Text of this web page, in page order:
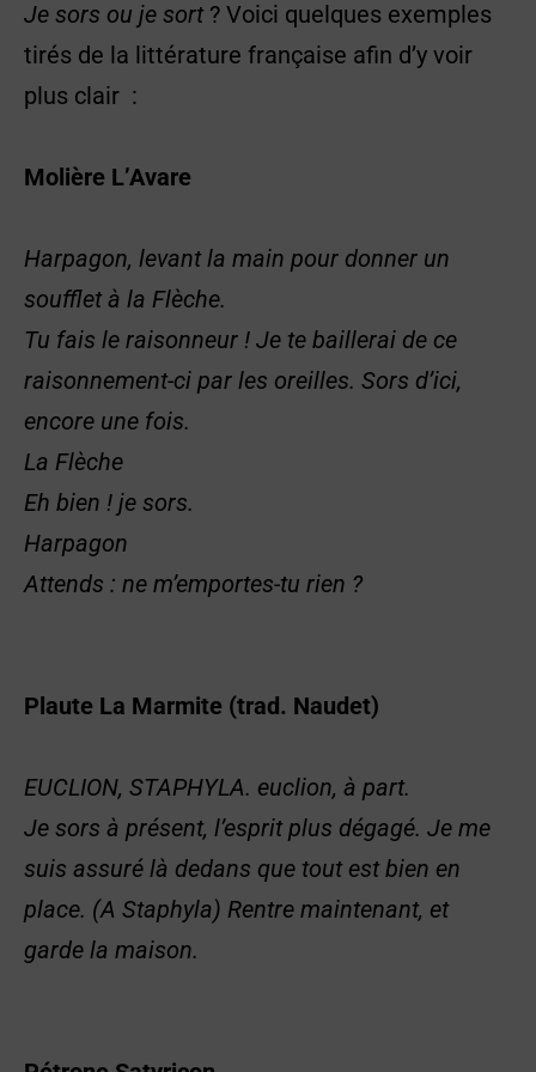
Je sors ou je sort ? Voici quelques exemples
tirés de la littérature française afin d’y voir
plus clair :
Molière L’Avare
Harpagon, levant la main pour donner un
soufflet à la Flèche.
Tu fais le raisonneur ! Je te baillerai de ce
raisonnement-ci par les oreilles. Sors d’ici,
encore une fois.
La Flèche
Eh bien ! je sors.
Harpagon
Attends : ne m’emportes-tu rien ?
Plaute La Marmite (trad. Naudet)
EUCLION, STAPHYLA. euclion, à part.
Je sors à présent, l’esprit plus dégagé. Je me
suis assuré là dedans que tout est bien en
place. (A Staphyla) Rentre maintenant, et
garde la maison.